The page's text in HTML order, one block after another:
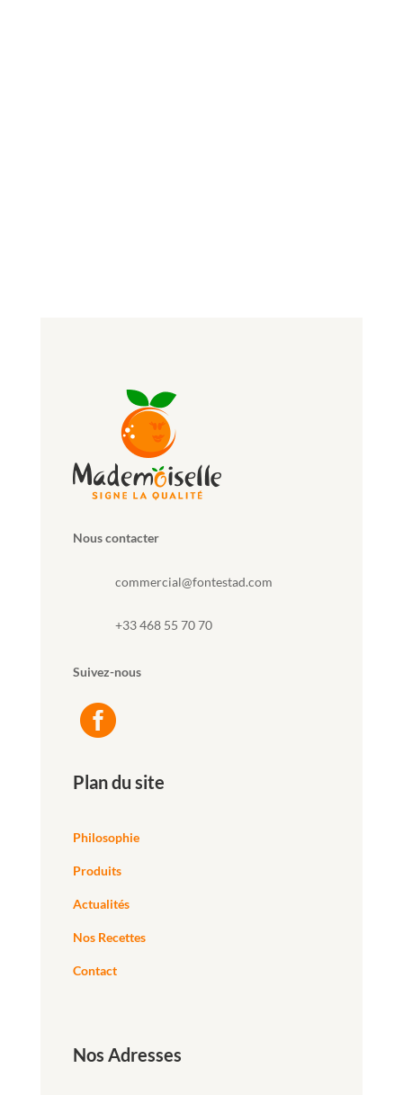
Nous contacter
commercial@fontestad.com
+33 468 55 70 70
Suivez-nous

Plan du site
Philosophie
Produits
Actualités
Nos Recettes
Contact
Nos Adresses